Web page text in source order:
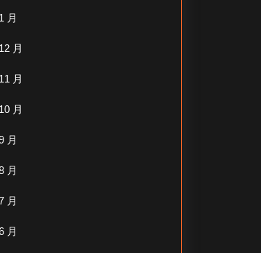
月
月
月
月
月
月
月
月